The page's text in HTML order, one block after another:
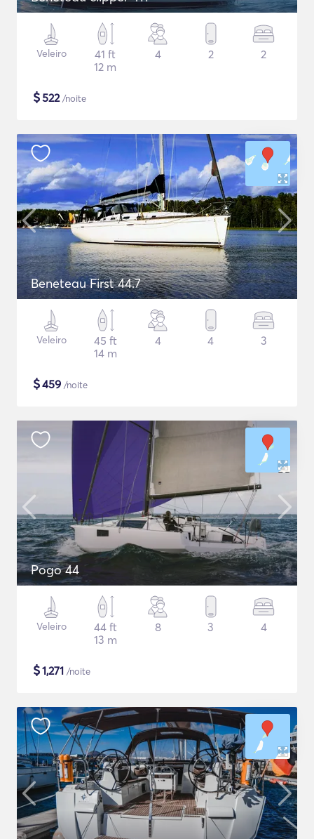
Veleiro
41 ft
12 m
4 2 2
$522/noite
Beneteau First 44.7
Veleiro
45 ft
14 m
4 4 3
$459 /noite
Pogo 44
Veleiro
44 ft
13 m
8 3 4
$1,271 /noite